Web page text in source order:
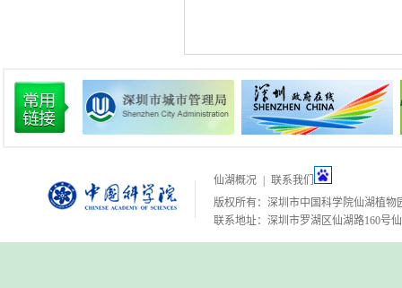
仙湖概况
联系我们
版权所有：深圳市中国科学院仙湖植物
联系地址：深圳市罗湖区仙湖路160号